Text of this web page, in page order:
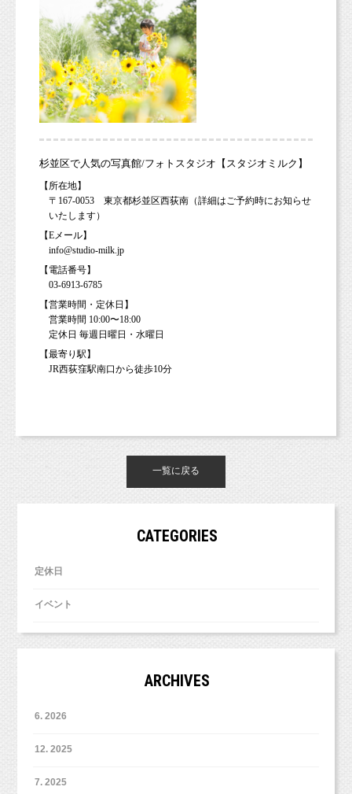
杉並区で人気の写真館/フォトスタジオ【スタジオミルク】
【所在地】
〒167-0053 東京都杉並区西荻南（詳細はご予約時にお知らせ
いたします）
【Eメール】
info@studio-milk.jp
【電話番号】
03-6913-6785
【営業時間・定休日】
営業時間 10:00〜18:00
定休日 毎週日曜日・水曜日
【最寄り駅】
JR西荻窪駅南口から徒歩10分
一覧に戻る
CATEGORIES
定休日
イベント
ARCHIVES
6. 2026
12. 2025
7. 2025